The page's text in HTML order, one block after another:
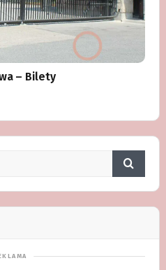
– Bilety